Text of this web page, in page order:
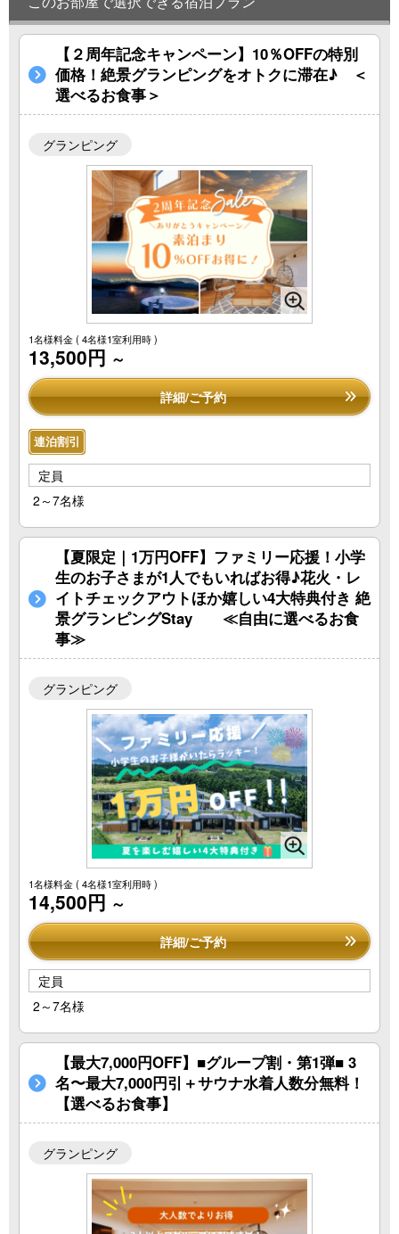
【２周年記念キャンペーン】10％OFFの特別
価格！絶景グランピングをオトクに滞在♪ ＜
選べるお食事＞
グランピング
1名様料金( 4名様1室利用時 )
13,500円 ～
詳細/ご予約
連泊割引
定員
2～7名様
【夏限定｜1万円OFF】ファミリー応援！小学
生のお子さまが1人でもいればお得♪花火・レ
イトチェックアウトほか嬉しい4大特典付き 絶
景グランピングStay ≪自由に選べるお食
事≫
グランピング
1名様料金( 4名様1室利用時 )
14,500円 ～
詳細/ご予約
定員
2～7名様
【最大7,000円OFF】■グループ割・第1弾■ 3
名〜最大7,000円引＋サウナ水着人数分無料！
【選べるお食事】
グランピング